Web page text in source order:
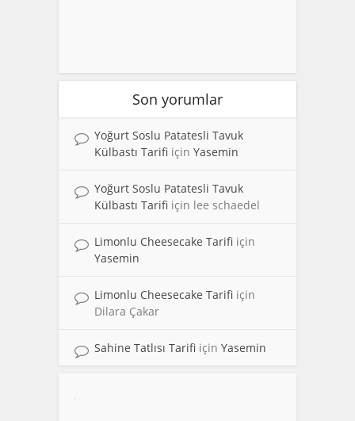
Son yorumlar
Yoğurt Soslu Patatesli Tavuk
Külbastı Tarifi için Yasemin
Yoğurt Soslu Patatesli Tavuk
Külbastı Tarifi için lee schaedel
Limonlu Cheesecake Tarifi için
Yasemin
Limonlu Cheesecake Tarifi için
Dilara Çakar
Sahine Tatlısı Tarifi için Yasemin